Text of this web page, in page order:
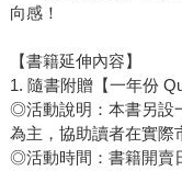
向感！
【書籍延伸內容】
1. 隨書附贈【一年份
◎活動說明：本書另設
為主，協助讀者在實際
◎活動時間：書籍開賣